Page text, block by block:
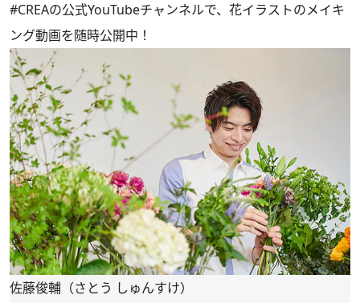
#CREAの公式YouTubeチャンネルで、花イラストのメイキ
ング動画を随時公開中！
佐藤俊輔（さとう しゅんすけ）